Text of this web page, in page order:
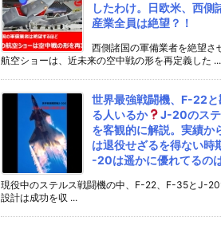
したわけ。日欧米、西側
産業全員は絶望？！
西側諸国の軍備業者を絶望さ
航空ショーは、近未来の空中戦の形を再定義した ...
世界最強戦闘機、F-22と
る人いるか
J-20のス
を客観的に解説。実績か
は退役せざるを得ない時
-20は遥かに優れてるの
現役中のステルス戦闘機の中、F-22、F-35とJ-20
設計は成功を収 ...